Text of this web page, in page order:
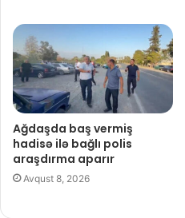
Ağdaşda baş vermiş
hadisə ilə bağlı polis
araşdırma aparır
Avqust 8, 2026